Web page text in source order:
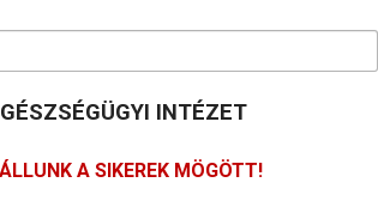
INTÉZET
A SIKEREK MÖGÖTT!